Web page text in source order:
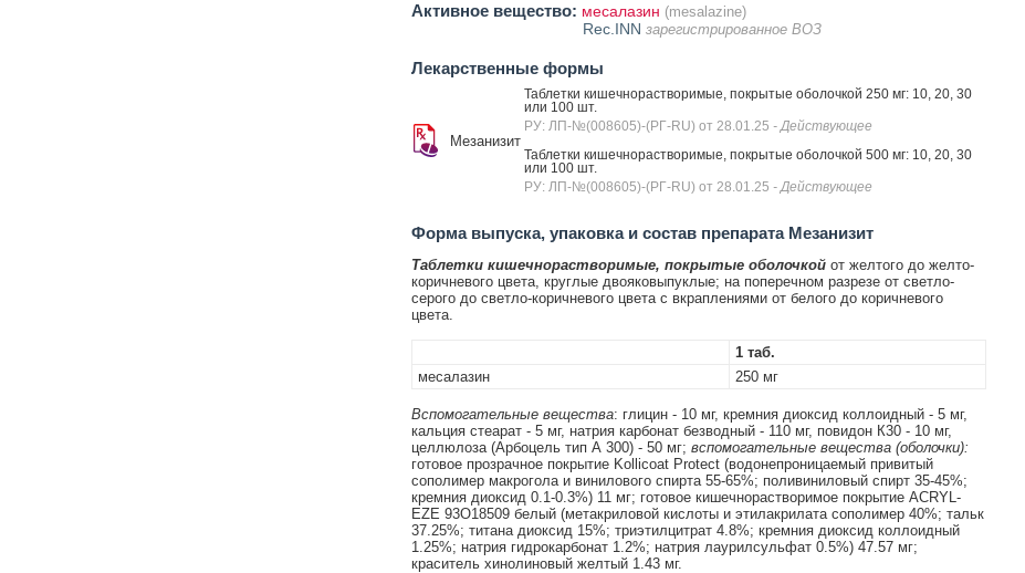
Активное вещество: месалазин (mesalazine)
Rec.INN зарегистрированное ВОЗ
Лекарственные формы
Мезанизит
Таблетки кишечнорастворимые, покрытые оболочкой 250 мг: 10, 20, 30
или 100 шт.
РУ: ЛП-№(008605)-(РГ-RU) от 28.01.25 - Действующее
Таблетки кишечнорастворимые, покрытые оболочкой 500 мг: 10, 20, 30
или 100 шт.
РУ: ЛП-№(008605)-(РГ-RU) от 28.01.25 - Действующее
Форма выпуска, упаковка и состав препарата Мезанизит
Таблетки кишечнорастворимые, покрытые оболочкойот желтого до желто-
коричневого цвета, круглые двояковыпуклые; на поперечном разрезе от светло-
серого до светло-коричневого цвета с вкраплениями от белого до коричневого
цвета.
1 таб.
месалазин
250 мг
Вспомогательные вещества: глицин - 10 мг, кремния диоксид коллоидный - 5 мг,
кальция стеарат - 5 мг, натрия карбонат безводный - 110 мг, повидон К30 - 10 мг,
целлюлоза (Арбоцель тип А 300) - 50 мг; вспомогательные вещества (оболочки):
готовое прозрачное покрытие Kollicoat Protect (водонепроницаемый привитый
сополимер макрогола и винилового спирта 55-65%; поливиниловый спирт 35-45%;
кремния диоксид 0.1-0.3%) 11 мг; готовое кишечнорастворимое покрытие ACRYL-
EZE 93O18509 белый (метакриловой кислоты и этилакрилата сополимер 40%; тальк
37.25%; титана диоксид 15%; триэтилцитрат 4.8%; кремния диоксид коллоидный
1.25%; натрия гидрокарбонат 1.2%; натрия лаурилсульфат 0.5%) 47.57 мг;
краситель хинолиновый желтый 1.43 мг.